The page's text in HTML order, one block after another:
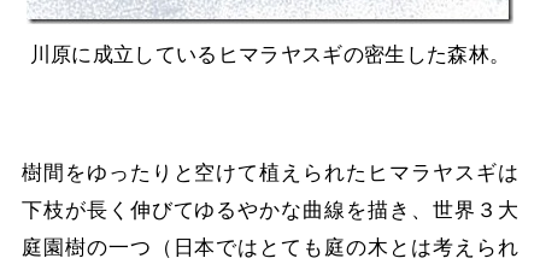
川原に成立しているヒマラヤスギの密生した森林。
樹間をゆったりと空けて植えられたヒマラヤスギは
下枝が長く伸びてゆるやかな曲線を描き、世界３大
庭園樹の一つ（日本ではとても庭の木とは考えられ